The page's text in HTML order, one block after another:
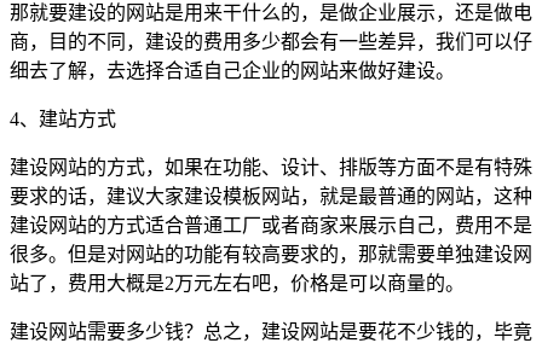
那就要建设的网站是用来干什么的，是做企业展示，还是做电
商，目的不同，建设的费用多少都会有一些差异，我们可以仔
细去了解，去选择合适自己企业的网站来做好建设。
4、建站方式
建设网站的方式，如果在功能、设计、排版等方面不是有特殊
要求的话，建议大家建设模板网站，就是最普通的网站，这种
建设网站的方式适合普通工厂或者商家来展示自己，费用不是
很多。但是对网站的功能有较高要求的，那就需要单独建设网
站了，费用大概是2万元左右吧，价格是可以商量的。
建设网站需要多少钱？总之，建设网站是要花不少钱的，毕竟